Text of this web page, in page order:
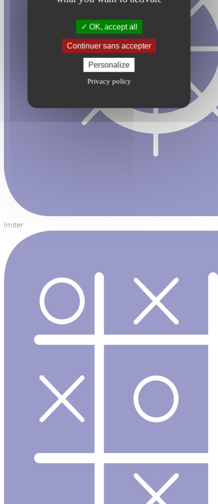
OK, accept all
Continuer sans accepter
Personalize
Privacy policy
Imiter